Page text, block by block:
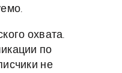
охвата.
по
не